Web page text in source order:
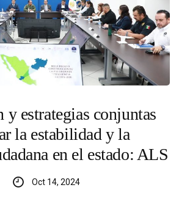
y estrategias conjuntas
la estabilidad y la
en el estado: ALS
Oct 14, 2024